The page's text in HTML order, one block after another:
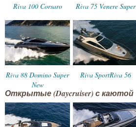
Riva 100 Corsaro Riva 75 Venere Super
Riva 88 Domino Super
New
Riva SportRiva 56
Открытые (Daycruiser) с каютой